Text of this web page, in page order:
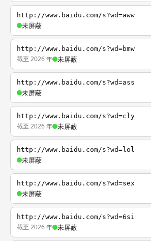
http://www.baidu.com/s?wd=aww
未屏蔽
http://www.baidu.com/s?wd=bmw
截至 2026 年 未屏蔽
http://www.baidu.com/s?wd=ass
未屏蔽
http://www.baidu.com/s?wd=cly
截至 2026 年 未屏蔽
http://www.baidu.com/s?wd=lol
未屏蔽
http://www.baidu.com/s?wd=sex
未屏蔽
http://www.baidu.com/s?wd=6si
截至 2026 年 未屏蔽